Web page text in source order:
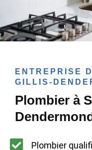
ENTREPRISE
GILLIS-
Plombier à
Plombier